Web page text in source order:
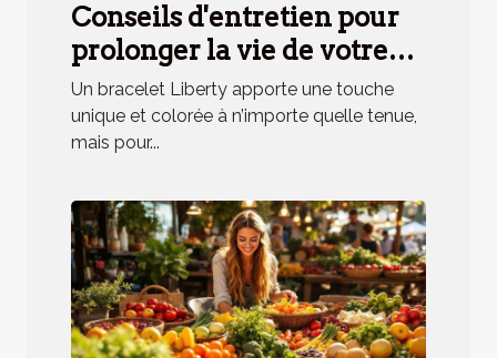
Conseils d'entretien pour
prolonger la vie de votre
bracelet Liberty
Un bracelet Liberty apporte une touche
unique et colorée à n’importe quelle tenue,
mais pour...